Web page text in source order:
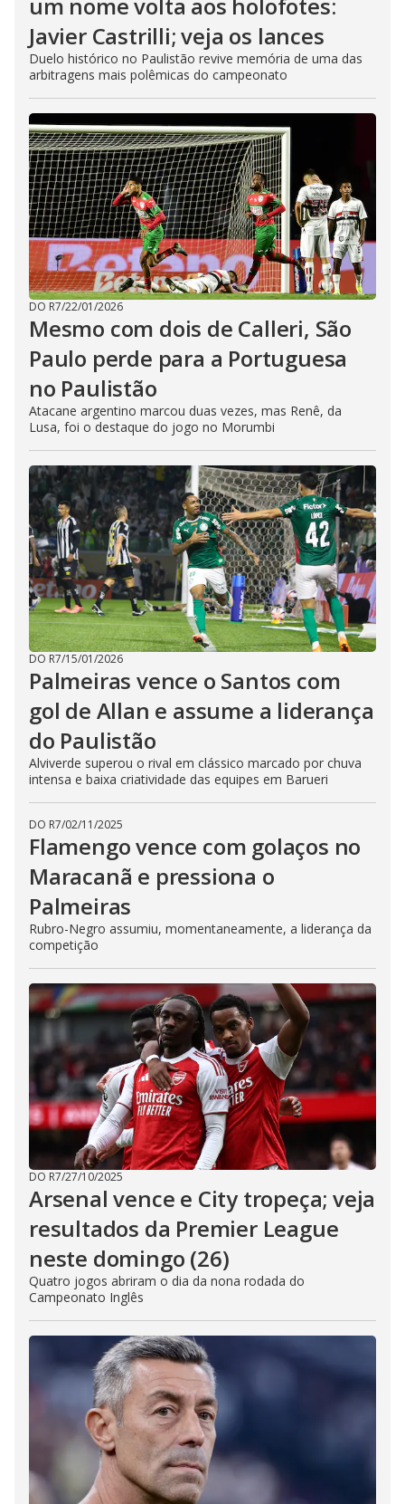
um nome volta aos holofotes:
Javier Castrilli; veja os lances
Duelo histórico no Paulistão revive memória de uma das
arbitragens mais polêmicas do campeonato
DO R7/22/01/2026
Mesmo com dois de Calleri, São
Paulo perde para a Portuguesa
no Paulistão
Atacane argentino marcou duas vezes, mas Renê, da
Lusa, foi o destaque do jogo no Morumbi
DO R7/15/01/2026
Palmeiras vence o Santos com
gol de Allan e assume a liderança
do Paulistão
Alviverde superou o rival em clássico marcado por chuva
intensa e baixa criatividade das equipes em Barueri
DO R7/02/11/2025
Flamengo vence com golaços no
Maracanã e pressiona o
Palmeiras
Rubro-Negro assumiu, momentaneamente, a liderança da
competição
DO R7/27/10/2025
Arsenal vence e City tropeça; veja
resultados da Premier League
neste domingo (26)
Quatro jogos abriram o dia da nona rodada do
Campeonato Inglês